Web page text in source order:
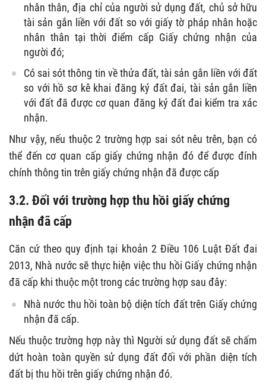
nhân thân, địa chỉ của người sử dụng đất, chủ sở hữu
tài sản gắn liền với đất so với giấy tờ pháp nhân hoặc
nhân thân tại thời điểm cấp Giấy chứng nhận của
người đó;
Có sai sót thông tin về thửa đất, tài sản gắn liền với đất
so với hồ sơ kê khai đăng ký đất đai, tài sản gắn liền
với đất đã được cơ quan đăng ký đất đai kiểm tra xác
nhận.
Như vậy, nếu thuộc 2 trường hợp sai sót nêu trên, bạn có
thể đến cơ quan cấp giấy chứng nhận đó để được đính
chính thông tin trên giấy chứng nhận đã được cấp
3.2. Đối với trường hợp thu hồi giấy chứng
nhận đã cấp
Căn cứ theo quy định tại khoản 2 Điều 106 Luật Đất đai
2013, Nhà nước sẽ thực hiện việc thu hồi Giấy chứng nhận
đã cấp khi thuộc một trong các trường hợp sau đây:
Nhà nước thu hồi toàn bộ diện tích đất trên Giấy chứng
nhận đã cấp.
Nếu thuộc trường hợp này thì Người sử dụng đất sẽ chấm
dứt hoàn toàn quyền sử dụng đất đối với phần diện tích
đất bị thu hồi trên giấy chứng nhận đó.